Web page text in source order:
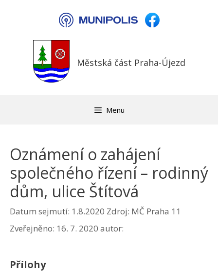
Městská část Praha-Újezd
Menu
Oznámení o zahájení
společného řízení – rodinný
dům, ulice Štítová
Datum sejmutí: 1.8.2020 Zdroj: MČ Praha 11
Zveřejněno: 16. 7. 2020 autor:
Přílohy